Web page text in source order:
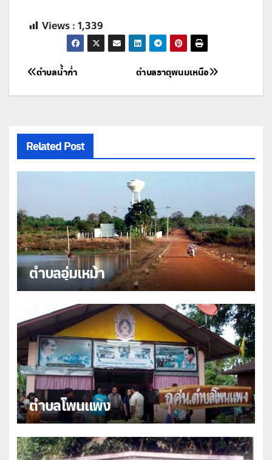
Views : 1,339
แนะแนว
เรื่อง
ตำบลธาตุพนมเหนือ
ตำบลน้ำก่ำ
Related Post
ตำบลอุ่มเหม้า
ตำบลโพนแพง